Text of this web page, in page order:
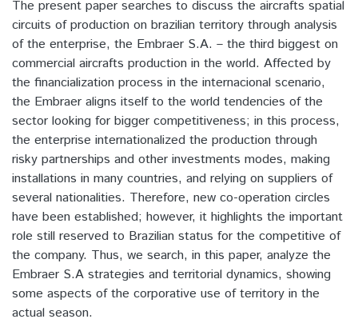
The present paper searches to discuss the aircrafts spatial
circuits of production on brazilian territory through analysis
of the enterprise, the Embraer S.A. – the third biggest on
commercial aircrafts production in the world. Affected by
the financialization process in the internacional scenario,
the Embraer aligns itself to the world tendencies of the
sector looking for bigger competitiveness; in this process,
the enterprise internationalized the production through
risky partnerships and other investments modes, making
installations in many countries, and relying on suppliers of
several nationalities. Therefore, new co-operation circles
have been established; however, it highlights the important
role still reserved to Brazilian status for the competitive of
the company. Thus, we search, in this paper, analyze the
Embraer S.A strategies and territorial dynamics, showing
some aspects of the corporative use of territory in the
actual season.